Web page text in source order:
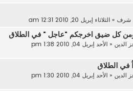
شرف« الثلاثاء إبريل 20, 2010 12:31 am
ومن كل ضيق اخرجكم "عاجل " في الطلاق
الدين« الأحد إبريل 04, 2010 1:38 pm
في الطلاق
الدين« الأحد إبريل 04, 2010 1:30 pm